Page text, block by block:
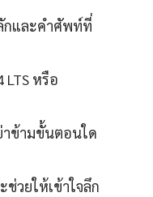
กและคำศัพท์ที่
หรือ
ข้ามขั้นตอนใด
ช่วยให้เข้าใจลึก